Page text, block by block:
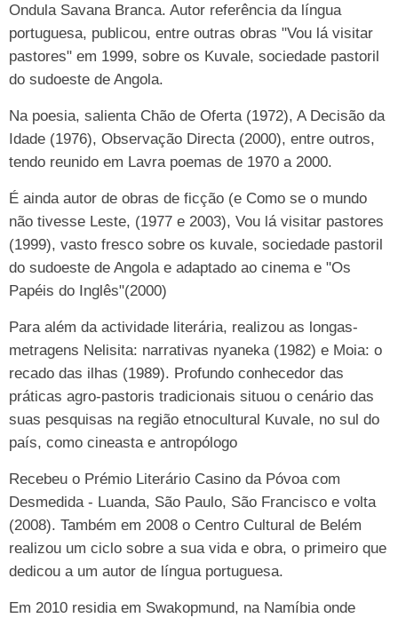
Ondula Savana Branca. Autor referência da língua
portuguesa, publicou, entre outras obras "Vou lá visitar
pastores" em 1999, sobre os Kuvale, sociedade pastoril
do sudoeste de Angola.
Na poesia, salienta Chão de Oferta (1972), A Decisão da
Idade (1976), Observação Directa (2000), entre outros,
tendo reunido em Lavra poemas de 1970 a 2000.
É ainda autor de obras de ficção (e Como se o mundo
não tivesse Leste, (1977 e 2003), Vou lá visitar pastores
(1999), vasto fresco sobre os kuvale, sociedade pastoril
do sudoeste de Angola e adaptado ao cinema e "Os
Papéis do Inglês"(2000)
Para além da actividade literária, realizou as longas-
metragens Nelisita: narrativas nyaneka (1982) e Moia: o
recado das ilhas (1989). Profundo conhecedor das
práticas agro-pastoris tradicionais situou o cenário das
suas pesquisas na região etnocultural Kuvale, no sul do
país, como cineasta e antropólogo
Recebeu o Prémio Literário Casino da Póvoa com
Desmedida - Luanda, São Paulo, São Francisco e volta
(2008). Também em 2008 o Centro Cultural de Belém
realizou um ciclo sobre a sua vida e obra, o primeiro que
dedicou a um autor de língua portuguesa.
Em 2010 residia em Swakopmund, na Namíbia onde